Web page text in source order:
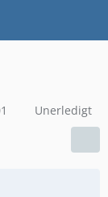
Unerledigt